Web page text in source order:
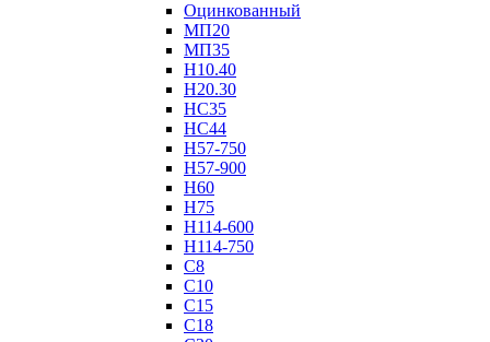
Оцинкованный
МП20
МП35
Н10.40
Н20.30
НС35
НС44
Н57-750
Н57-900
Н60
Н75
Н114-600
Н114-750
С8
С10
С15
С18